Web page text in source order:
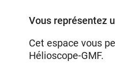
Vous représentez
Cet espace vous
Hélioscope-GMF.